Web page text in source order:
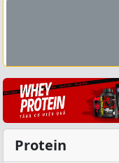
Protein